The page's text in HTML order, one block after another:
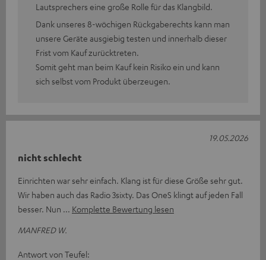
Lautsprechers eine große Rolle für das Klangbild.
Dank unseres 8-wöchigen Rückgaberechts kann man
unsere Geräte ausgiebig testen und innerhalb dieser
Frist vom Kauf zurücktreten.
Somit geht man beim Kauf kein Risiko ein und kann
sich selbst vom Produkt überzeugen.
nicht schlecht
Einrichten war sehr einfach. Klang ist für diese Größe sehr gut.
Wir haben auch das Radio 3sixty. Das OneS klingt auf jeden Fall
besser. Nun
Komplette Bewertung lesen
MANFRED W.
19.05.2026
Antwort von Teufel: